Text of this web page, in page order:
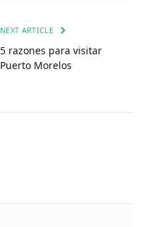
NEXT ARTICLE
5 razones para visitar
Puerto Morelos